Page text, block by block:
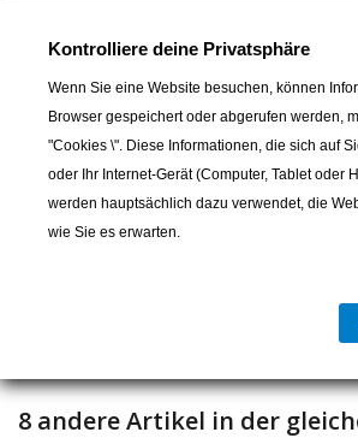
ermöglicht es, die Spannung zu messen, z.
In den Warenkorb
8 andere Artikel in der
Kontrolliere deine Privatsphäre
Wenn Sie eine Website besuchen, können
Browser gespeichert oder abgerufen werden,
"Cookies \". Diese Informationen, die sich auf
oder Ihr Internet-Gerät (Computer, Tablet oder
werden hauptsächlich dazu verwendet, die
wie Sie es erwarten.